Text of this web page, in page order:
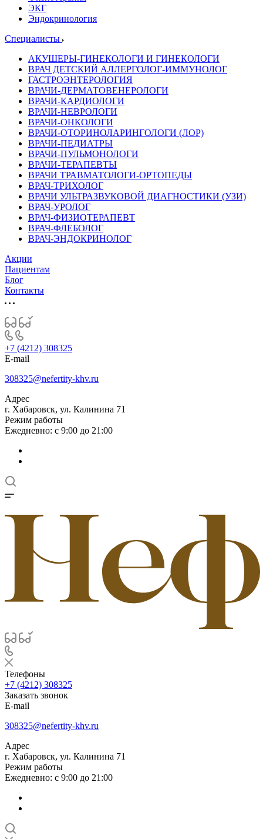
ЭКГ
Эндокринология
Специалисты
АКУШЕРЫ-ГИНЕКОЛОГИ И ГИНЕКОЛОГИ
ВРАЧ ДЕТСКИЙ АЛЛЕРГОЛОГ-ИММУНОЛОГ
ГАСТРОЭНТЕРОЛОГИЯ
ВРАЧИ-ДЕРМАТОВЕНЕРОЛОГИ
ВРАЧИ-КАРДИОЛОГИ
ВРАЧИ-НЕВРОЛОГИ
ВРАЧИ-ОНКОЛОГИ
ВРАЧИ-ОТОРИНОЛАРИНГОЛОГИ (ЛОР)
ВРАЧИ-ПЕДИАТРЫ
ВРАЧИ-ПУЛЬМОНОЛОГИ
ВРАЧИ-ТЕРАПЕВТЫ
ВРАЧИ ТРАВМАТОЛОГИ-ОРТОПЕДЫ
ВРАЧ-ТРИХОЛОГ
ВРАЧИ УЛЬТРАЗВУКОВОЙ ДИАГНОСТИКИ (УЗИ)
ВРАЧ-УРОЛОГ
ВРАЧ-ФИЗИОТЕРАПЕВТ
ВРАЧ-ФЛЕБОЛОГ
ВРАЧ-ЭНДОКРИНОЛОГ
Акции
Пациентам
Блог
Контакты
+7 (4212) 308325
E-mail
308325@nefertity-khv.ru
Адрес
г. Хабаровск, ул. Калинина 71
Режим работы
Ежедневно: с 9:00 до 21:00
Телефоны
+7 (4212) 308325
Заказать звонок
E-mail
308325@nefertity-khv.ru
Адрес
г. Хабаровск, ул. Калинина 71
Режим работы
Ежедневно: с 9:00 до 21:00